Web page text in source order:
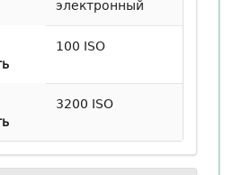
электронный
100 ISO
3200 ISO